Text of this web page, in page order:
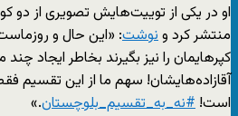
او در یکی از توییت‌هایش تصویری از دو
منتشر کرد ونوشت: «این حال و
کپرهایمان را نیز بگیرند بخاطر ایجاد
آقازاده‌هایشان! سهم ما از این تقسیم
است! #نه_به_تقسیم_بلوچستان.»